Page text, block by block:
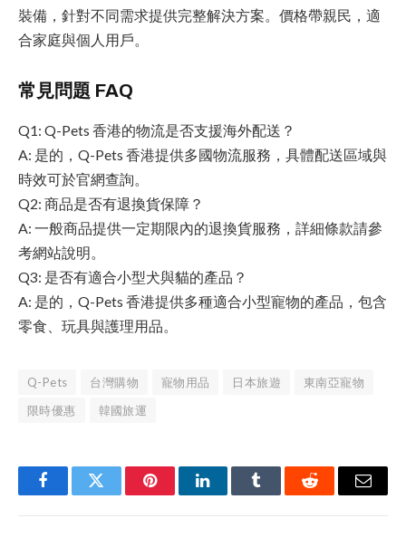
裝備，針對不同需求提供完整解決方案。價格帶親民，適
合家庭與個人用戶。
常見問題 FAQ
Q1: Q-Pets 香港的物流是否支援海外配送？
A: 是的，Q-Pets 香港提供多國物流服務，具體配送區域與
時效可於官網查詢。
Q2: 商品是否有退換貨保障？
A: 一般商品提供一定期限內的退換貨服務，詳細條款請參
考網站說明。
Q3: 是否有適合小型犬與貓的產品？
A: 是的，Q-Pets 香港提供多種適合小型寵物的產品，包含
零食、玩具與護理用品。
Q-Pets 台灣購物 寵物用品 日本旅遊
東南亞寵物
限時優惠
韓國旅運
FacebookTwitter PinterestLinkedInTumblr Reddit Email